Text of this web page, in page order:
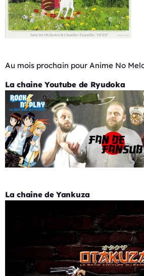
Au mois prochain pour Anime No
La chaine Youtube de Ryudoka
La chaine de Yankuza